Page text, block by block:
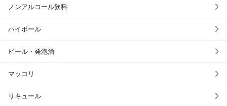
ノンアルコール飲料
ハイボール
ビール・発泡酒
マッコリ
リキュール